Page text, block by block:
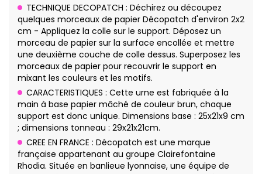
TECHNIQUE DECOPATCH : Déchirez ou découpez
quelques morceaux de papier Décopatch d'environ 2x2
cm - Appliquez la colle sur le support. Déposez un
morceau de papier sur la surface encollée et mettre
une deuxième couche de colle dessus. Superposez les
morceaux de papier pour recouvrir le support en
mixant les couleurs et les motifs.
CARACTERISTIQUES : Cette urne est fabriquée à la
main à base papier mâché de couleur brun, chaque
support est donc unique. Dimensions base : 25x21x9 cm
; dimensions tonneau : 29x21x21cm.
CREE EN FRANCE : Décopatch est une marque
française appartenant au groupe Clairefontaine
Rhodia. Située en banlieue lyonnaise, une équipe de